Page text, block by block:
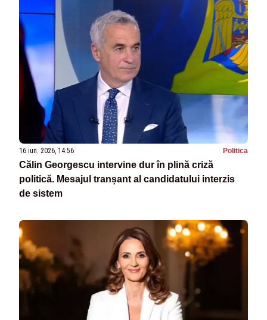
16 iun. 2026, 14:56 Politica
Călin Georgescu intervine dur în plină criză
politică. Mesajul tranșant al candidatului interzis
de sistem